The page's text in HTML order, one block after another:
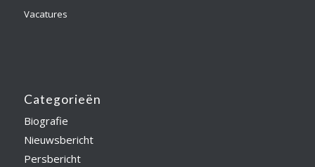
Vacatures
Categorieën
Biografie
Nieuwsbericht
Persbericht